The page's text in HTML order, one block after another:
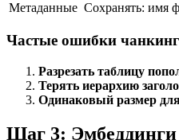
Метаданные Сохранять: имя
Частые ошибки
Разрезать таблицу
Терять иерархию
Одинаковый размер
Шаг 3: